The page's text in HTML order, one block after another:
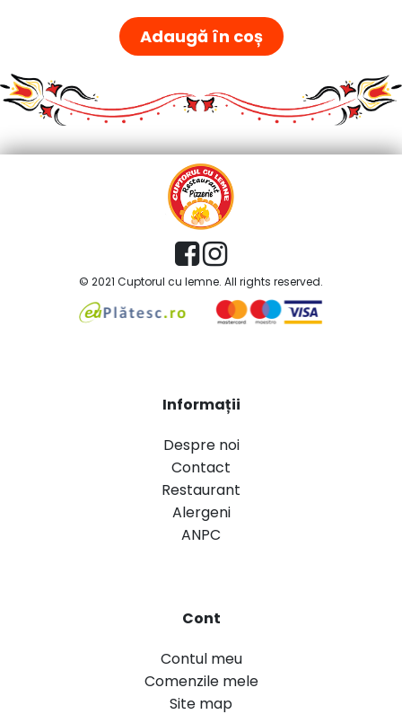
Adaugă în coș
© 2021 Cuptorul cu lemne. All rights reserved.
Informații
Despre noi
Contact
Restaurant
Alergeni
ANPC
Cont
Contul meu
Comenzile mele
Site map